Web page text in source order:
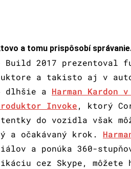
a tomu prispôsobí
Build 2017
a takisto aj v
dlhšie a Harman
Invoke, ktorý
do vozidla však
a očakávaný krok.
a ponúka 360-
cez Skype, môžete